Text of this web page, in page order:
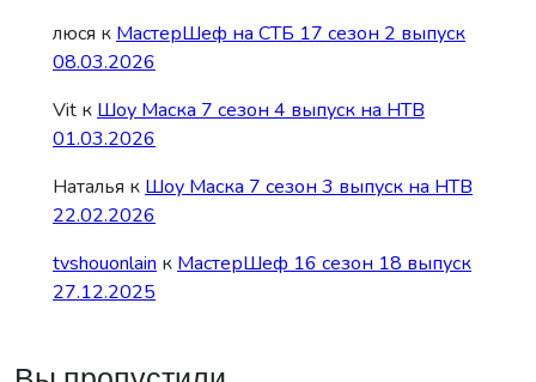
люся к МастерШеф на СТБ 17 сезон 2 выпуск
08.03.2026
Vit к Шоу Маска 7 сезон 4 выпуск на НТВ
01.03.2026
Наталья к Шоу Маска 7 сезон 3 выпуск на НТВ
22.02.2026
tvshouonlain к МастерШеф 16 сезон 18 выпуск
27.12.2025